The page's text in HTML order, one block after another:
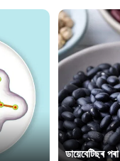
ডায়েবেটিছৰ